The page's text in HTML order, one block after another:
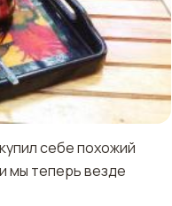
себе похожий
мы теперь везде